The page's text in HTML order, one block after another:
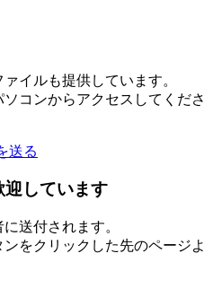
イルも提供しています。
コンからアクセスしてくださ
送る
迎しています
送付されます。
をクリックした先のページよ